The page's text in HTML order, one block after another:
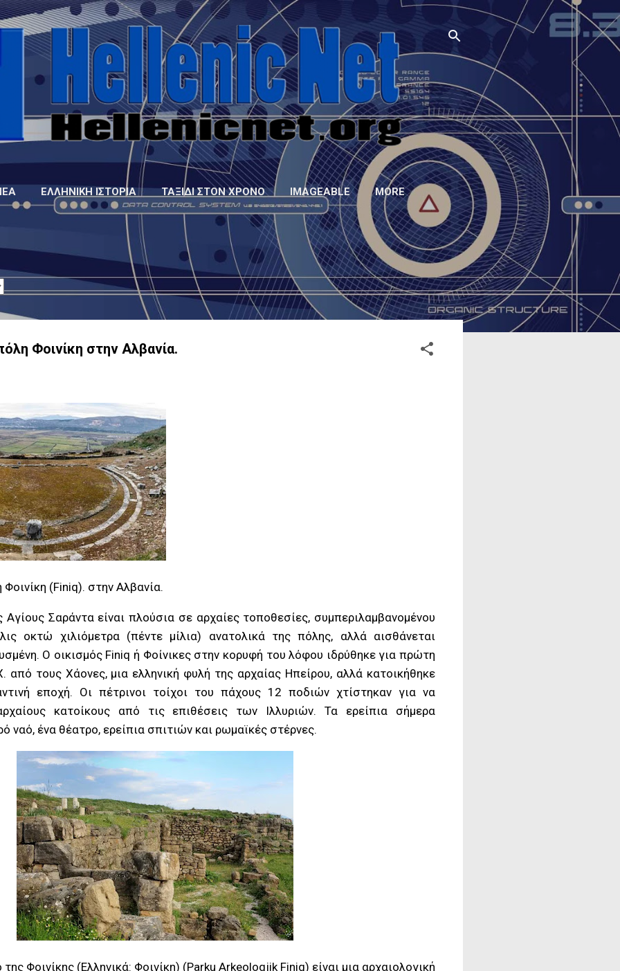
Μετάβαση στο κύριο περιεχόμενο
ΕΛΛΗΝΙΚΉ ΙΣΤΟΡΊΑ ΤΑΞΊΔΙ ΣΤΟΝ ΧΡΌΝΟ IMAGEABLE MORE
Φοινίκη στην Αλβανία.
(Finiq). στην Αλβανία.
Σαράντα είναι πλούσια σε αρχαίες τοποθεσίες, συμπεριλαμβανομένου
οκτώ χιλιόμετρα (πέντε μίλια) ανατολικά της πόλης, αλλά αισθάνεται
Ο οικισμός Finiq ή Φοίνικες στην κορυφή του λόφου ιδρύθηκε για πρώτη
τους Χάονες, μια ελληνική φυλή της αρχαίας Ηπείρου, αλλά κατοικήθηκε
εποχή. Οι πέτρινοι τοίχοι του πάχους 12 ποδιών χτίστηκαν για να
κατοίκους από τις επιθέσεις των Ιλλυριών. Τα ερείπια σήμερα
ναό, ένα θέατρο, ερείπια σπιτιών και ρωμαϊκές στέρνες.
Φοινίκης (Ελληνικά: Φοινίκη) (Parku Arkeologjik Finiq) είναι μια αρχαιολογική